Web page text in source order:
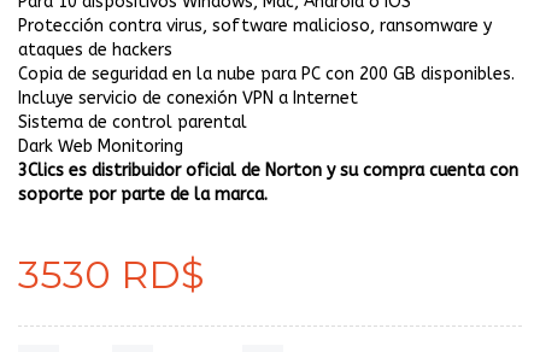
Protección contra virus, software malicioso, ransomware y
ataques de hackers
Copia de seguridad en la nube para PC con 200 GB disponibles.
Incluye servicio de conexión VPN a Internet
Sistema de control parental
Dark Web Monitoring
3Clics es distribuidor oficial de Norton y su compra cuenta con
soporte por parte de la marca.
3530 RD$